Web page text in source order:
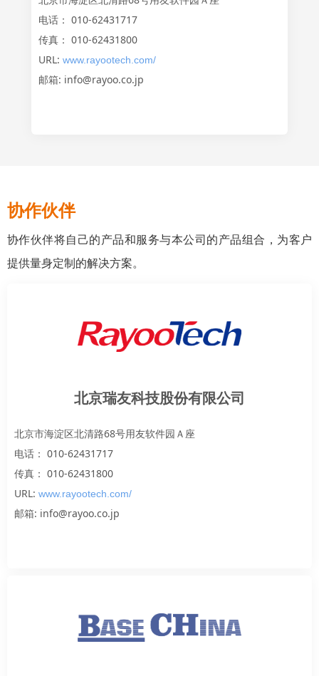
电话： 010-62431717
传真： 010-62431800
URL: www.rayootech.com/
邮箱: info@rayoo.co.jp
北京瑞友科技股份有限公司
北京市海淀区北清路68号用友软件园Ａ座
电话： 010-62431717
传真： 010-62431800
URL: www.rayootech.com/
邮箱: info@rayoo.co.jp
协作伙伴
协作伙伴将自己的产品和服务与本公司的产品组合，为客户
提供量身定制的解决方案。